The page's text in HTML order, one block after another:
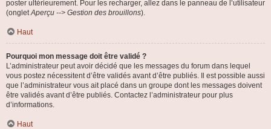
poster ultérieurement. Pour les recharger, allez dans le panneau de l’utilisateur
(ongletAperçu --> Gestion des brouillons).
Haut
Pourquoi mon message doit être validé ?
L’administrateur peut avoir décidé que les messages du forum dans lequel
vous postez nécessitent d’être validés avant d’être publiés. Il est possible aussi
que l’administrateur vous ait placé dans un groupe dont les messages doivent
être validés avant d’être publiés. Contactez l’administrateur pour plus
d’informations.
Haut